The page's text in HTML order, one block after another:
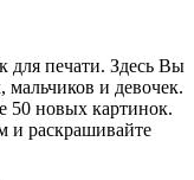
для печати. Здесь Вы
мальчиков и девочек.
50 новых картинок.
и раскрашивайте